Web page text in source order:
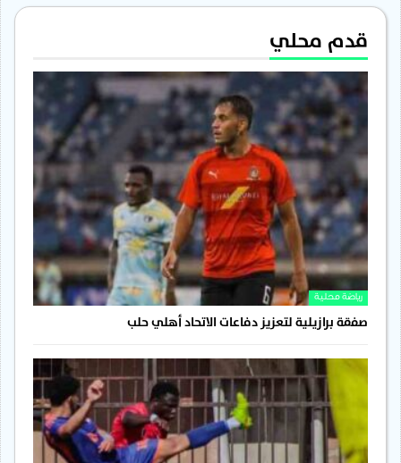
قدم محلي
رياضة محلية
صفقة برازيلية لتعزيز دفاعات الاتحاد أهلي حلب